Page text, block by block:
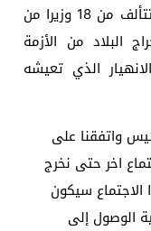
وأضاف الحريري أن الحكومة الجديدة ستتألف من 18 وزيرا من
البلاد من الأزمة
الذي تعيشه
واتفقنا على
اخر حتى نخرج
سيكون
الوصول إلى